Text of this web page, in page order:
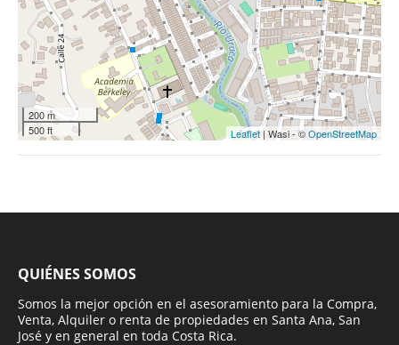
200 m
500 ft
Leaflet| Wasi - ©OpenStreetMap
QUIÉNES SOMOS
Somos la mejor opción en el asesoramiento para la Compra,
Venta, Alquiler o renta de propiedades en Santa Ana, San
José y en general en toda Costa Rica.